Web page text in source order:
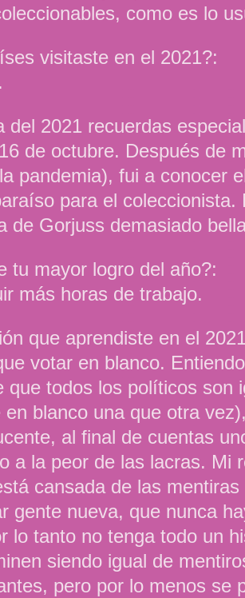
como es lo
visitaste en el 2021?:
del 2021 recuerdas
de octubre. Después de
pandemia), fui a conocer
para el
de Gorjuss demasiado
tu mayor logro del año?:
más horas de trabajo.
que aprendiste en el
votar en blanco.
que todos los políticos son
en blanco una que otra
al final de cuentas
a la peor de las lacras. Mi
cansada de las
gente nueva, que nunca
lo tanto no tenga todo un
siendo igual de
pero por lo menos se